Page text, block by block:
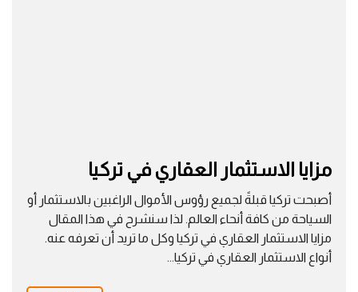
مزايا الاستثمار العقاري في تركيا
أصبحت تركيا قبلةً لجميع رؤوس الأموال الراغبين بالاستثمار أو
السياحة من كافة أنحاء العالم. لذا سنشرح في هذا المقال
مزايا الاستثمار العقاري في تركيا وكل ما تريد أن تعرفه عنه.
أنواع الاستثمار العقاري في تركيا...